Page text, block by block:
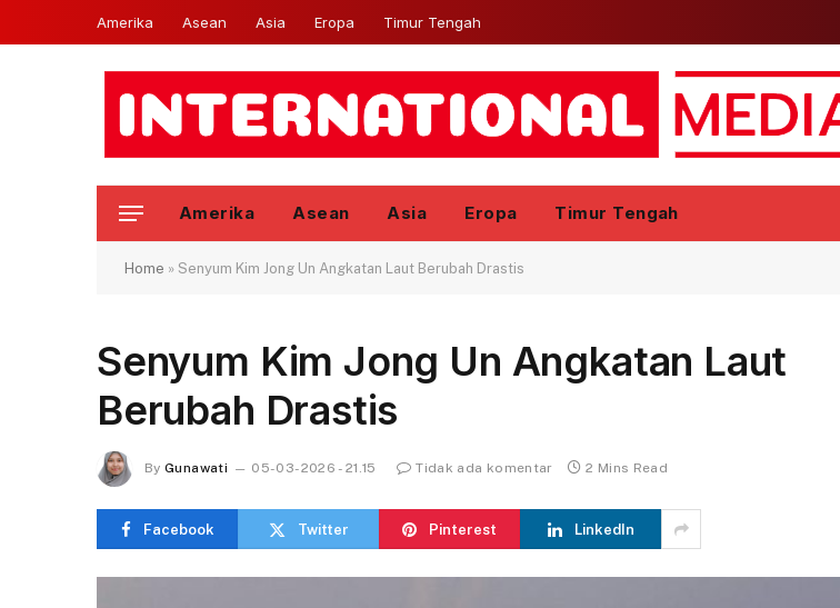
Amerika Asean Asia Eropa Timur Tengah
Amerika Asean Asia Eropa Timur Tengah
Home » Senyum Kim Jong Un Angkatan Laut Berubah Drastis
Senyum Kim Jong Un Angkatan Laut
Berubah Drastis
By Gunawati 05-03-2026 - 21.15 Tidak ada komentar 2 Mins Read
Facebook Twitter Pinterest LinkedIn